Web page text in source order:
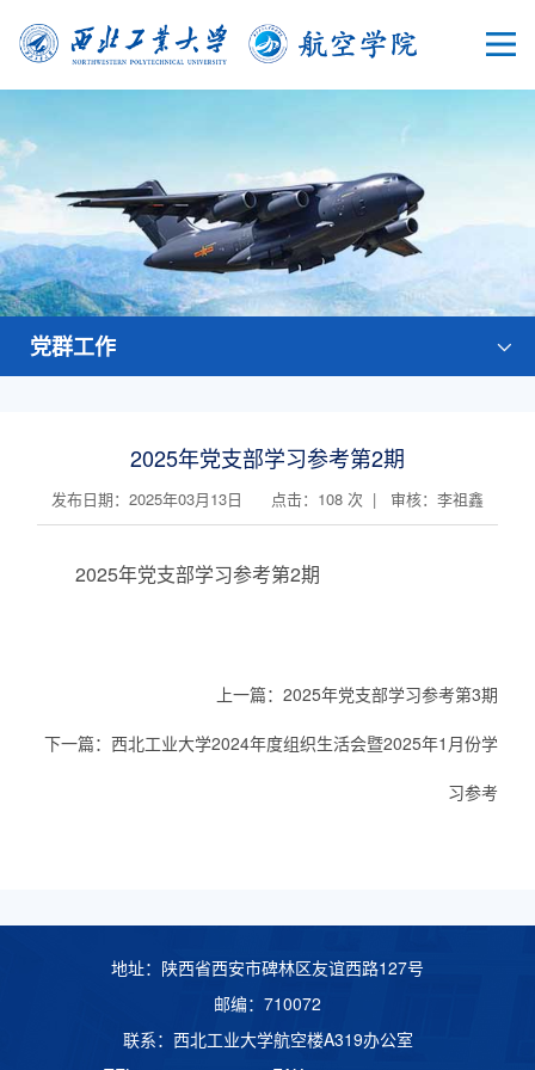
党群工作
2025年党支部学习参考第2期
发布日期：2025年03月13日 点击： 108 次 | 审核：李祖鑫
2025年党支部学习参考第2期
上一篇：2025年党支部学习参考第3期
下一篇：西北工业大学2024年度组织生活会暨2025年1月份学
习参考
地址：陕西省西安市碑林区友谊西路127号
邮编：710072
联系：西北工业大学航空楼A319办公室